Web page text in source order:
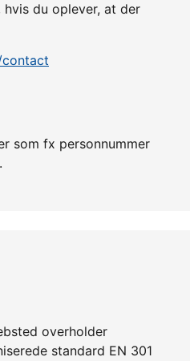
du oplever, at der
som fx personnummer
overholder
standard EN 301